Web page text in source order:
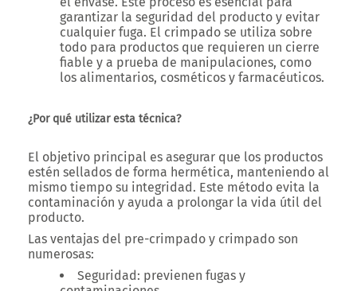
garantizar la seguridad del producto y evitar
cualquier fuga. El crimpado se utiliza sobre
todo para productos que requieren un cierre
fiable y a prueba de manipulaciones, como
los alimentarios, cosméticos y farmacéuticos.
¿Por qué utilizar esta técnica?
El objetivo principal es asegurar que los productos
estén sellados de forma hermética, manteniendo al
mismo tiempo su integridad. Este método evita la
contaminación y ayuda a prolongar la vida útil del
producto.
Las ventajas del pre-crimpado y crimpado son
numerosas:
Seguridad: previenen fugas y